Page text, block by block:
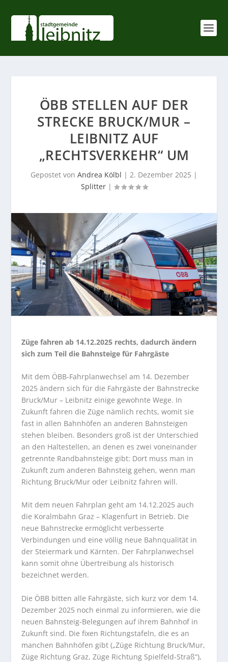
ÖBB STELLEN AUF DER
STRECKE BRUCK/MUR –
LEIBNITZ AUF
„RECHTSVERKEHR“ UM
Gepostet von Andrea Kölbl | 2. Dezember 2025 |
Splitter|
Züge fahren ab 14.12.2025 rechts, dadurch ändern
sich zum Teil die Bahnsteige für Fahrgäste
Mit dem ÖBB-Fahrplanwechsel am 14. Dezember
2025 ändern sich für die Fahrgäste der Bahnstrecke
Bruck/Mur – Leibnitz einige gewohnte Wege. In
Zukunft fahren die Züge nämlich rechts, womit sie
fast in allen Bahnhöfen an anderen Bahnsteigen
stehen bleiben. Besonders groß ist der Unterschied
an den Haltestellen, an denen es zwei voneinander
getrennte Randbahnsteige gibt: Dort muss man in
Zukunft zum anderen Bahnsteig gehen, wenn man
Richtung Bruck/Mur oder Leibnitz fahren will.
Mit dem neuen Fahrplan geht am 14.12.2025 auch
die Koralmbahn Graz – Klagenfurt in Betrieb. Die
neue Bahnstrecke ermöglicht verbesserte
Verbindungen und eine völlig neue Bahnqualität in
der Steiermark und Kärnten. Der Fahrplanwechsel
kann somit ohne Übertreibung als historisch
bezeichnet werden.
Die ÖBB bitten alle Fahrgäste, sich kurz vor dem 14.
Dezember 2025 noch einmal zu informieren, wie die
neuen Bahnsteig-Belegungen auf ihrem Bahnhof in
Zukunft sind. Die fixen Richtungstafeln, die es an
manchen Bahnhöfen gibt („Züge Richtung Bruck/Mur,
Züge Richtung Graz, Züge Richtung Spielfeld-Straß“),